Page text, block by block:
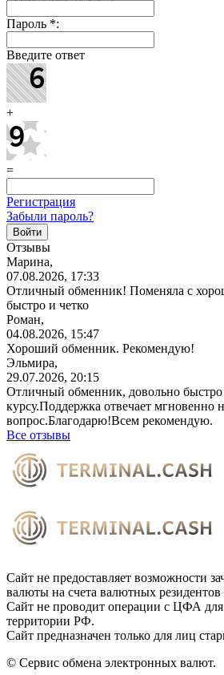
Пароль *:
Введите ответ
+
=
Регистрация
Забыли пароль?
Отзывы
Марина,
07.08.2026, 17:33
Отличный обменник! Поменяла с
быстро и четко
Роман,
04.08.2026, 15:47
Хороший обменник. Рекомендую!
Эльмира,
29.07.2026, 20:15
Отличный обменник, довольно
курсу.Поддержка отвечает мгновенно
вопрос.Благодарю!Всем рекомендую.
Все отзывы
Сайт не предоставляет возможности
валюты на счета валютных
Сайт не проводит операции с ЦФА
территории РФ.
Сайт предназначен только для лиц
© Сервис обмена электронных валют.